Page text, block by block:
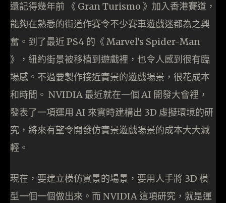
還記得幾年前 《 Gran Turismo 》加入香港賽道，
能夠在熟悉的街道作賽令不少賽車遊戲迷都為之興
奮。到了最近 PS4 的《 Marvel’s Spider-Man
》，紐約街景被移植到遊戲裡，也令人感到很有臨
場感。不過要製作接近實景的遊戲場景，很花成本
和時間。 NVIDIA 最近就在一個 AI 開發大會裡，
發表了一項運用 AI 來實時建構出 3D 虛擬環境的研
究，將來有望令開發仿實景遊戲場景的成本大大減
輕。
現在，要建立模仿實景的場景，要用人手將 3D 模
型一個一個做出來。而 NVIDIA 這項研究，就是運